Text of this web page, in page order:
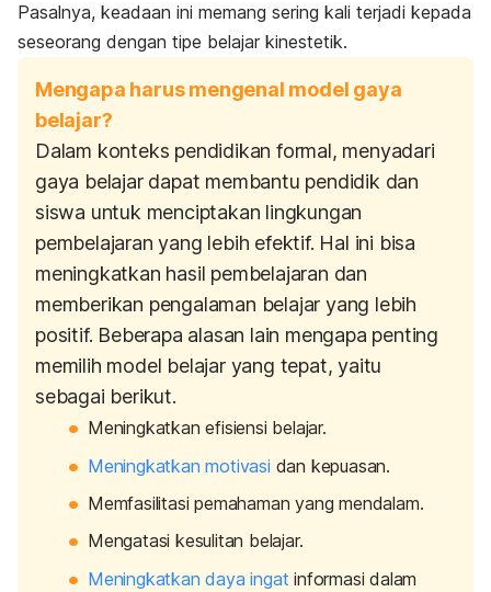
Pasalnya, keadaan ini memang sering kali terjadi kepada
seseorang dengan tipe belajar kinestetik.
Mengapa harus mengenal model gaya
belajar?
Dalam konteks pendidikan formal, menyadari
gaya belajar dapat membantu pendidik dan
siswa untuk menciptakan lingkungan
pembelajaran yang lebih efektif. Hal ini bisa
meningkatkan hasil pembelajaran dan
memberikan pengalaman belajar yang lebih
positif. Beberapa alasan lain mengapa penting
memilih model belajar yang tepat, yaitu
sebagai berikut.
Meningkatkan efisiensi belajar.
Meningkatkan motivasi dan kepuasan.
Memfasilitasi pemahaman yang mendalam.
Mengatasi kesulitan belajar.
Meningkatkan daya ingat informasi dalam